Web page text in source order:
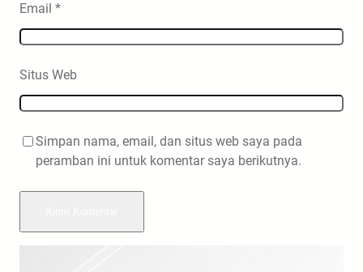
Email *
Situs Web
Simpan nama, email, dan situs web saya pada
peramban ini untuk komentar saya berikutnya.